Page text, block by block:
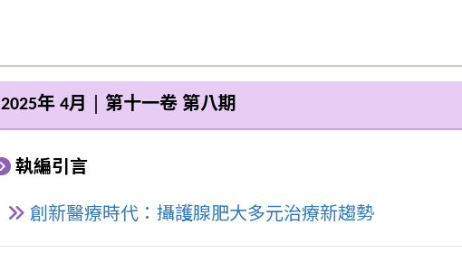
2025年 4月 │ 第十一卷 第八期
執編引言
創新醫療時代：攝護腺肥大多元治療新趨勢